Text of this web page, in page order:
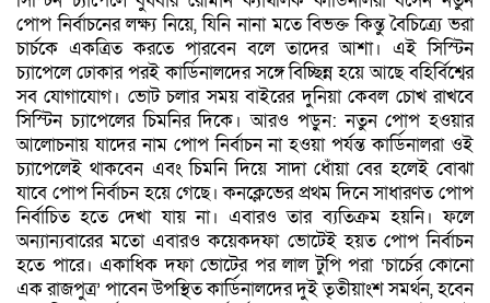
পোপ নির্বাচনের লক্ষ্য নিয়ে, যিনি নানা মতে বিভক্ত কিন্তু বৈচিত্র্যে ভরা
চার্চকে একত্রিত করতে পারবেন বলে তাদের আশা। এই সিস্টিন
চ্যাপেলে ঢোকার পরই কার্ডিনালদের সঙ্গে বিচ্ছিন্ন হয়ে আছে বহির্বিশ্বের
সব যোগাযোগ। ভোট চলার সময় বাইরের দুনিয়া কেবল চোখ রাখবে
সিস্টিন চ্যাপেলের চিমনির দিকে। আরও পড়ুন: নতুন পোপ হওয়ার
আলোচনায় যাদের নাম পোপ নির্বাচন না হওয়া পর্যন্ত কার্ডিনালরা ওই
চ্যাপেলেই থাকবেন এবং চিমনি দিয়ে সাদা ধোঁয়া বের হলেই বোঝা
যাবে পোপ নির্বাচন হয়ে গেছে। কনক্লেভের প্রথম দিনে সাধারণত পোপ
নির্বাচিত হতে দেখা যায় না। এবারও তার ব্যতিক্রম হয়নি। ফলে
অন্যান্যবারের মতো এবারও কয়েকদফা ভোটেই হয়ত পোপ নির্বাচন
হতে পারে। একাধিক দফা ভোটের পর লাল টুপি পরা ‘চার্চের কোনো
এক রাজপুত্র’ পাবেন উপস্থিত কার্ডিনালদের দুই তৃতীয়াংশ সমর্থন, হবেন